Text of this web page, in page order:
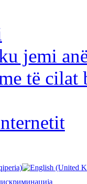
jemi
të cilat